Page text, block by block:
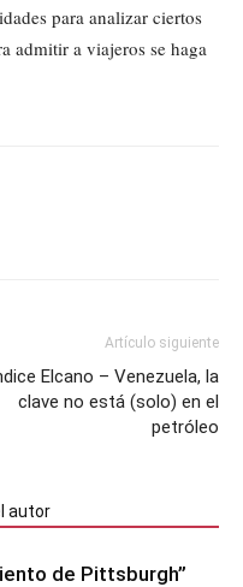
para analizar ciertos
admitir a viajeros se haga
Artículo siguiente
Elcano – Venezuela, la
clave no está (solo) en el
petróleo
autor
de Pittsburgh”